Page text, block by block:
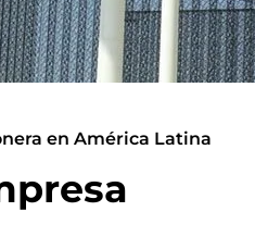
en América Latina